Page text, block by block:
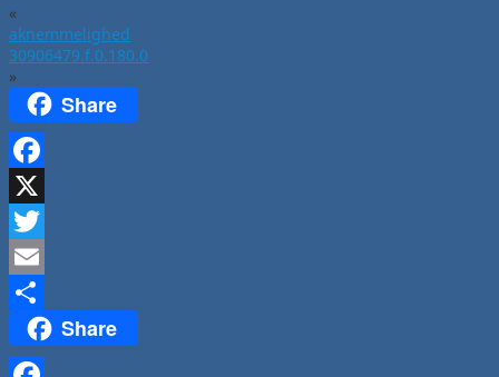
«
aknemmelighed
30906479.f.0.180.0
»
Share
Facebook
X
Twitter
Email
Del
Share